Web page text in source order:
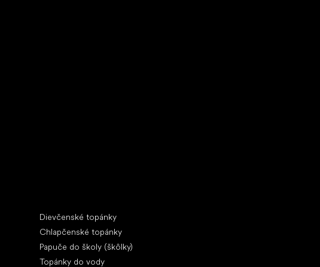
Dievčenské topánky
Chlapčenské topánky
Papuče do školy (škôlky)
Topánky do vody